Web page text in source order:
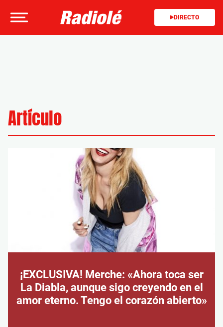
DIRECTO
Artículo
¡EXCLUSIVA! Merche: «Ahora toca ser
La Diabla, aunque sigo creyendo en el
amor eterno. Tengo el corazón abierto»